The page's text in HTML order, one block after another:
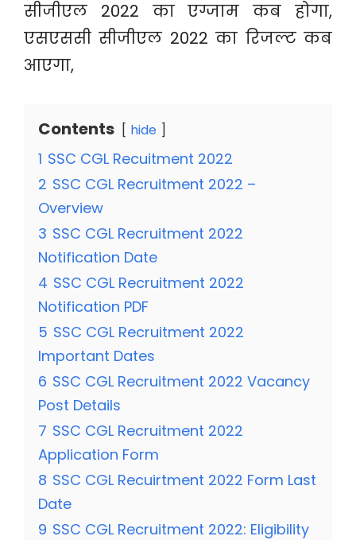
सीजीएल 2022 का एग्जाम कब होगा,
एसएससी सीजीएल 2022 का रिजल्ट कब
आएगा,
Contents hide
1 SSC CGL Recuitment 2022
2 SSC CGL Recruitment 2022 –
Overview
3 SSC CGL Recruitment 2022
Notification Date
4 SSC CGL Recruitment 2022
Notification PDF
5 SSC CGL Recruitment 2022
Important Dates
6 SSC CGL Recruitment 2022 Vacancy
Post Details
7 SSC CGL Recruitment 2022
Application Form
8 SSC CGL Recuirtment 2022 Form Last
Date
9 SSC CGL Recruitment 2022: Eligibility